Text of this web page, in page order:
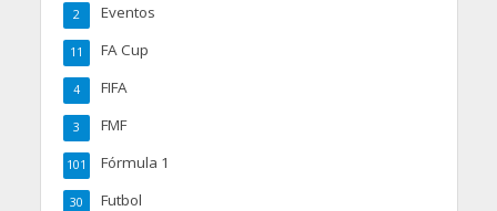
Eventos
2
FA Cup
11
FIFA
4
FMF
3
Fórmula 1
101
Futbol
30